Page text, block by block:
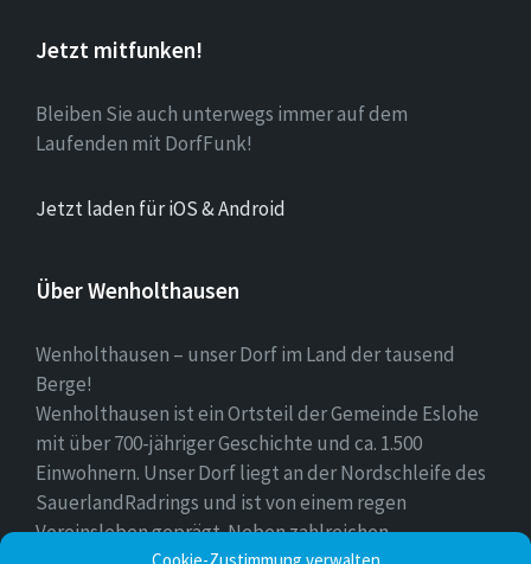
Jetzt mitfunken!
Bleiben Sie auch unterwegs immer auf dem
Laufenden mit DorfFunk!
Jetzt laden für iOS & Android
Über Wenholthausen
Wenholthausen – unser Dorf im Land der tausend
Berge!
Wenholthausen ist ein Ortsteil der Gemeinde Eslohe
mit über 700-jähriger Geschichte und ca. 1.500
Einwohnern. Unser Dorf liegt an der Nordschleife des
SauerlandRadrings und ist von einem regen
Vereinsleben geprägt. Neben zahlreichen